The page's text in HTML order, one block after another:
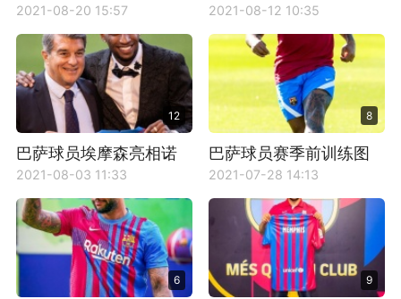
2021-08-20 15:57
壁纸
2021-08-12 10:35
12
巴萨球员埃摩森亮相诺
坎普
2021-08-03 11:33
8
巴萨球员赛季前训练图
片
2021-07-28 14:13
6 9